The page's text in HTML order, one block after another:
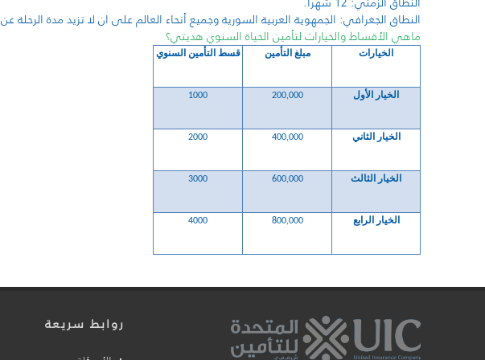
النطاق الجغرافي: الجمهوية العربية السورية وجميع أنحاء العالم على ان لا تزيد مدة الرحلة عن 30 يوماً.
ماهي الأقساط والخيارات لتأمين الحياة السنوي هديتي؟
الخيارات مبلغ التأمين قسط التأمين السنوي
الخيار الأول 200,000
1000
الخيار الثاني 400,000
2000
الخيار الثالث 600,000
3000
الخيار الرابع 800,000
4000
روابط سريعة